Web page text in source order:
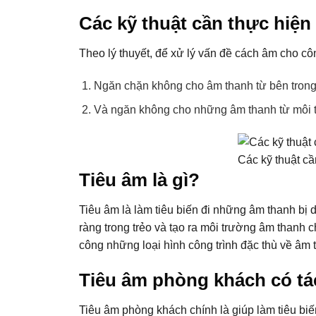
Các kỹ thuật cần thực
Theo lý thuyết, để xử lý vấn đề cách âm cho
Ngăn chặn không cho âm thanh từ bên
Và ngăn không cho những âm thanh từ
Các kỹ thuật
Tiêu âm là gì?
Tiêu âm là làm tiêu biến đi những âm thanh bị
ràng trong trẻo và tạo ra môi trường âm thanh
công những loại hình công trình đặc thù về
Tiêu âm phòng khách có
Tiêu âm phòng khách chính là giúp làm tiêu